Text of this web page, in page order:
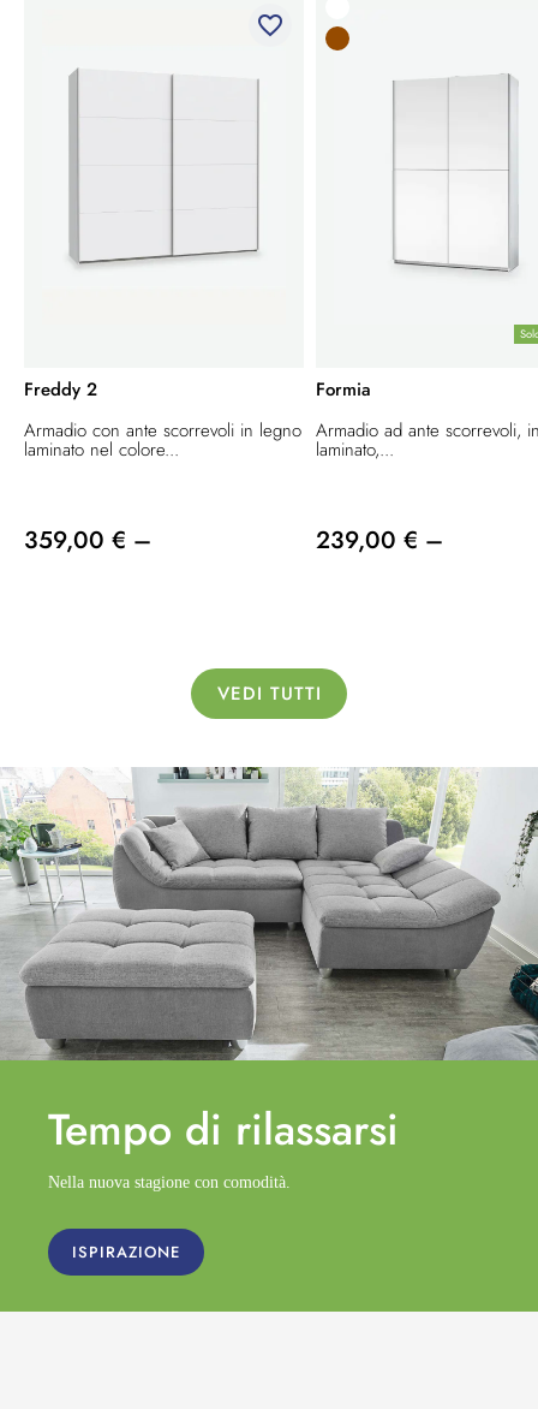
favorite_border
Freddy 2
Armadio con ante scorrevoli in legno
laminato nel colore...
359,00 € –
Formia
Armadio ad ante scorrevoli,
laminato,...
239,00 € –
VEDI TUTTI
Tempo di rilassarsi
Nella nuova stagione con comodità.
ISPIRAZIONE